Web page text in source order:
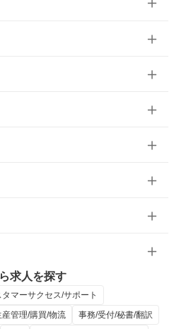
求人を探す
マーサクセス/サポート
管理/購買/物流
事務/受付/秘書/翻訳